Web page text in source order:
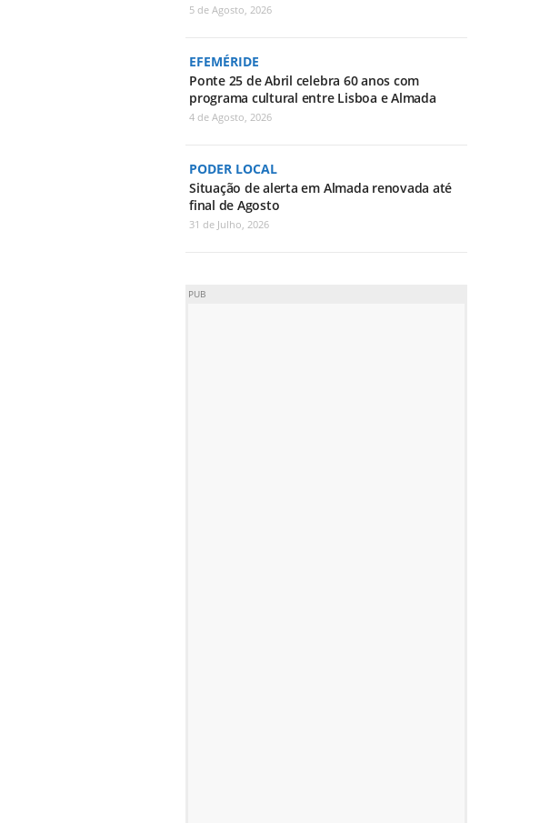
5 de Agosto, 2026
EFEMÉRIDE
Ponte 25 de Abril celebra 60 anos com
programa cultural entre Lisboa e Almada
4 de Agosto, 2026
PODER LOCAL
Situação de alerta em Almada renovada até
final de Agosto
31 de Julho, 2026
PUB